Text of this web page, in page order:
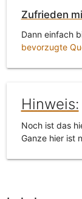
Zufrieden
Dann einfach
bevorzugte
Hinweis:
Noch ist das
Ganze hier ist